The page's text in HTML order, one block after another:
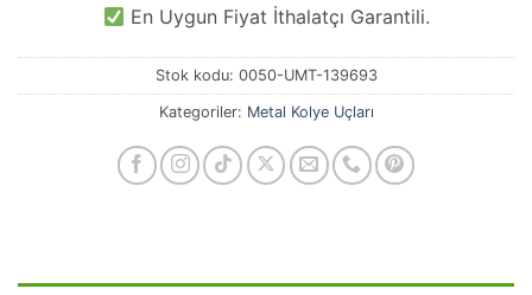
En Uygun Fiyat İthalatçı Garantili.
Stok kodu: 0050-UMT-139693
Kategoriler: Metal Kolye Uçları